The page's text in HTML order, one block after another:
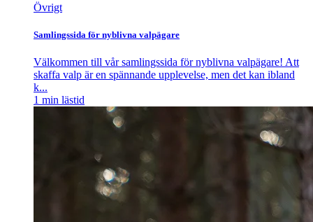
Övrigt
Samlingssida för nyblivna valpägare
Välkommen till vår samlingssida för nyblivna valpägare! Att
skaffa valp är en spännande upplevelse, men det kan ibland
k...
1 min lästid